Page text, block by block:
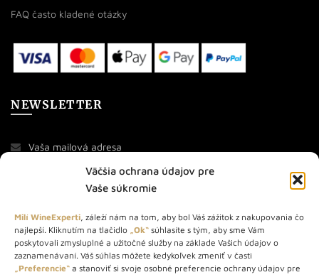
Väčšia ochrana údajov pre
Vaše súkromie
Milí WineExperti, záleží nám na tom, aby bol Váš zážitok z nakupovania čo
najlepší. Kliknutím na tlačidlo „Ok“ súhlasíte s tým, aby sme Vám
poskytovali zmysluplné a užitočné služby na základe Vašich údajov o
zaznamenávaní. Váš súhlas môžete kedykoľvek zmeniť v časti
„Preferencie“ a stanoviť si svoje osobné preferencie ochrany údajov pre
FAQ často kladené otázky
NEWSLETTER
O NÁS
STORE – obchod s vínom a destilátmi od roku 2010. Na našej